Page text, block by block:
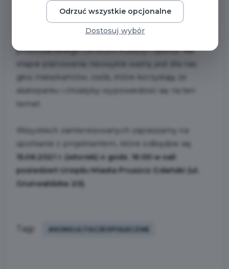
W miejskich planach wśród wielu inwestycji jest
także stworzenie nowego skateparku na terenie
pruszczańskiego Centrum Kultury i Sportu. Na
głos mieszkańców, osób, które korzystają ze
skateparku i chciałyby wypowiedzieć się na ten
temat.
Wszystkich zainteresowanych zapraszamy na
spotkanie z projektantem, które odbędzie się
15.06.2021 r. (wtorek) o godz. 16:00 w sali
posiedzeń Urzędu Miasta Pruszcz Gdański (ul.
Grunwaldzka 20).
Tagi: #KONSULTACJESPOŁECZNE
Odrzuć wszystkie opcjonalne
Dostosuj wybór